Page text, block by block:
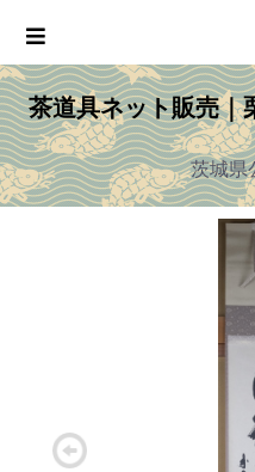
茶道具ネット販売｜
茨城県